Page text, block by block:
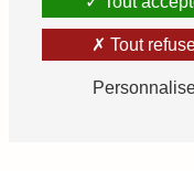
spacieuses et
environnement
poneys.
Leçons
Tout